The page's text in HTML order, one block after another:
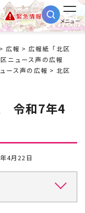
緊急情報
メニュー
> 広報 > 広報紙「北区
ニュース声の広報
ース声の広報 > 北区
令和7年4
4月22日